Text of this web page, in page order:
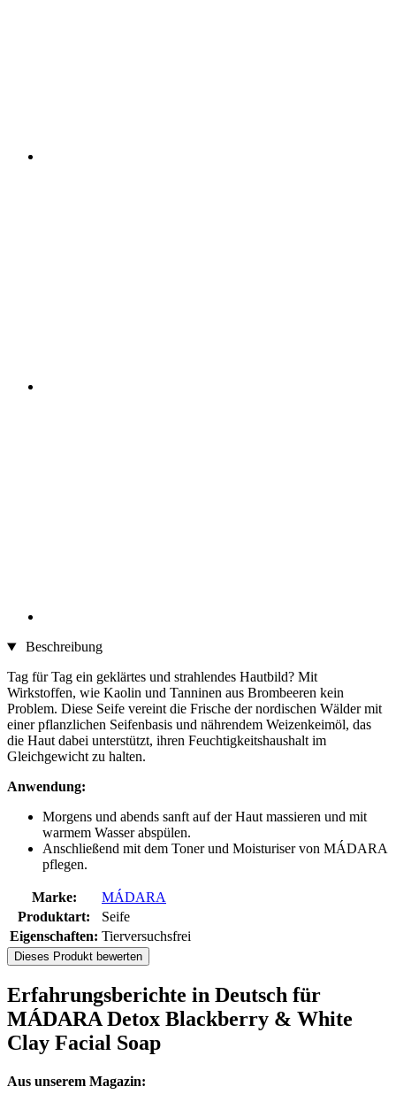
Beschreibung
Tag für Tag ein geklärtes und strahlendes Hautbild? Mit
Wirkstoffen, wie Kaolin und Tanninen aus Brombeeren kein
Problem. Diese Seife vereint die Frische der nordischen Wälder mit
einer pflanzlichen Seifenbasis und nährendem Weizenkeimöl, das
die Haut dabei unterstützt, ihren Feuchtigkeitshaushalt im
Gleichgewicht zu halten.
Anwendung:
Morgens und abends sanft auf der Haut massieren und mit
warmem Wasser abspülen.
Anschließend mit dem Toner und Moisturiser von MÁDARA
pflegen.
Marke:
MÁDARA
Produktart:
Seife
Eigenschaften: Tierversuchsfrei
Dieses Produkt bewerten
Erfahrungsberichte in Deutsch für
MÁDARA Detox Blackberry & White
Clay Facial Soap
Aus unserem Magazin: